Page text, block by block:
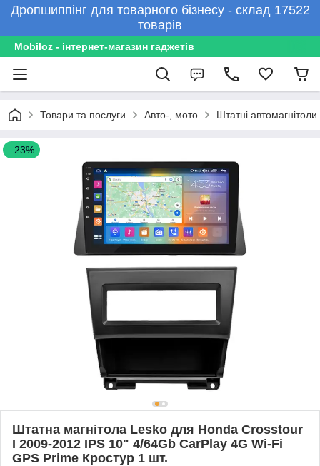
Дропшиппінг для товарного бізнесу - склад 17522
товарів
Mobiloz - інтернет-магазин гаджетів
Товари та послуги Авто-, мото Штатні автомагнітоли
–23%
Штатна магнітола Lesko для Honda Crosstour
I 2009-2012 IPS 10" 4/64Gb CarPlay 4G Wi-Fi
GPS Prime Кростур 1 шт.